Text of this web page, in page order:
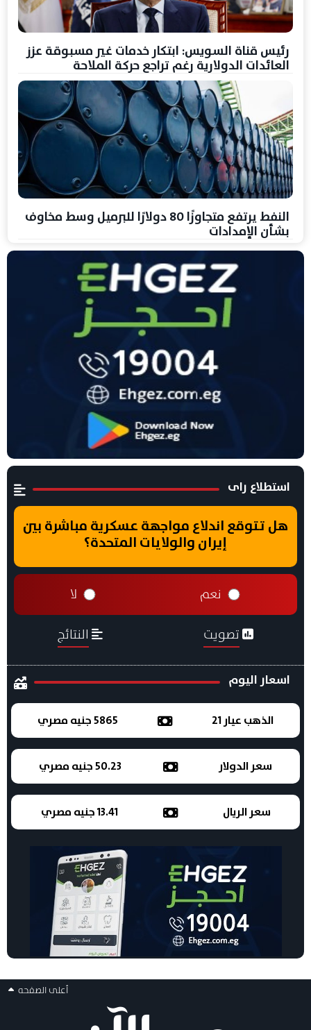
رئيس قناة السويس: ابتكار خدمات غير مسبوقة عزز
العائدات الدولارية رغم تراجع حركة الملاحة
النفط يرتفع متجاوزًا 80 دولارًا للبرميل وسط مخاوف
بشأن الإمدادات
استطلاع راى
هل تتوقع اندلاع مواجهة عسكرية مباشرة بين
إيران والولايات المتحدة؟
نعم لا
تصويت النتائج
اسعار اليوم
الذهب عيار 21 5865 جنيه مصري
سعر الدولار 50.23 جنيه مصري
سعر الريال 13.41 جنيه مصري
أعلى الصفحه